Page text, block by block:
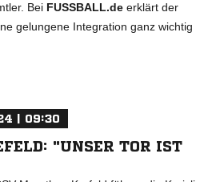
Bei FUSSBALL.de erklärt der
gelungene Integration ganz wichtig
| 09:30
"UNSER TOR IST